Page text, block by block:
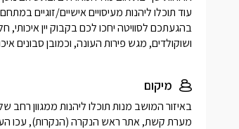
ושוקולדים, מגש פירות העונה, וכמובן סבונים
מיקום